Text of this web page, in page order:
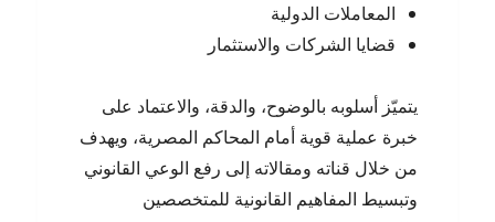
المعاملات الدولية
قضايا الشركات والاستثمار
يتميّز أسلوبه بالوضوح، والدقة، والاعتماد على
خبرة عملية قوية أمام المحاكم المصرية، ويهدف
من خلال قناته ومقالاته إلى رفع الوعي القانوني
وتبسيط المفاهيم القانونية للمتخصصين